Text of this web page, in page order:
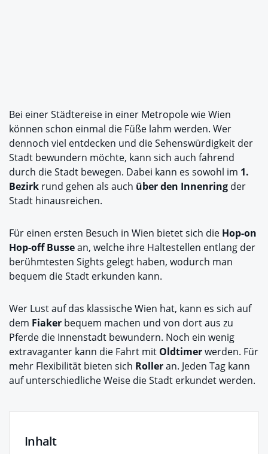
Bei einer Städtereise in einer Metropole wie Wien
können schon einmal die Füße lahm werden. Wer
dennoch viel entdecken und die Sehenswürdigkeit der
Stadt bewundern möchte, kann sich auch fahrend
durch die Stadt bewegen. Dabei kann es sowohl im 1.
Bezirk rund gehen als auch über den Innenring der
Stadt hinausreichen.
Für einen ersten Besuch in Wien bietet sich die Hop-on
Hop-off Bussean, welche ihre Haltestellen entlang der
berühmtesten Sights gelegt haben, wodurch man
bequem die Stadt erkunden kann.
Wer Lust auf das klassische Wien hat, kann es sich auf
dem Fiaker bequem machen und von dort aus zu
Pferde die Innenstadt bewundern. Noch ein wenig
extravaganter kann die Fahrt mit Oldtimerwerden. Für
mehr Flexibilität bieten sich Rolleran. Jeden Tag kann
auf unterschiedliche Weise die Stadt erkundet werden.
Inhalt